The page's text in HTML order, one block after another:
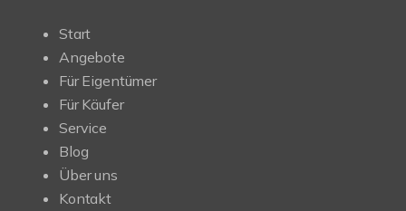
Start
Angebote
Für Eigentümer
Für Käufer
Service
Blog
Über uns
Kontakt